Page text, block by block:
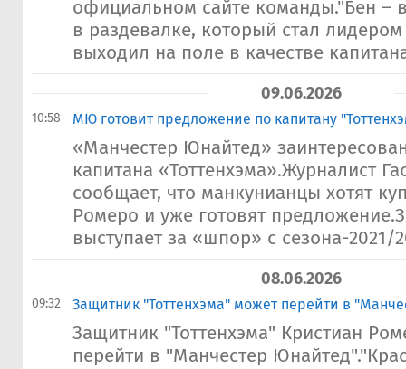
официальном сайте команды."Бен –
в раздевалке, который стал
выходил на поле в качестве
09.06.2026
10:58 МЮ готовит предложение по капитану
«Манчестер Юнайтед»
капитана «Тоттенхэма».Журналист
сообщает, что манкунианцы хотят
Ромеро и уже готовят
выступает за «шпор» с сезона-2021/
08.06.2026
09:32 Защитник "Тоттенхэма" может перейти в
Защитник "Тоттенхэма" Кристиан
перейти в "Манчестер